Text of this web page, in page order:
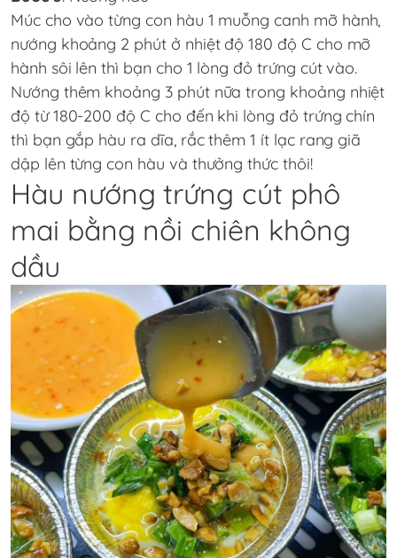
Múc cho vào từng con hàu 1 muỗng canh mỡ hành,
nướng khoảng 2 phút ở nhiệt độ 180 độ C cho mỡ
hành sôi lên thì bạn cho 1 lòng đỏ trứng cút vào.
Nướng thêm khoảng 3 phút nữa trong khoảng nhiệt
độ từ 180-200 độ C cho đến khi lòng đỏ trứng chín
thì bạn gắp hàu ra dĩa, rắc thêm 1 ít lạc rang giã
dập lên từng con hàu và thưởng thức thôi!
Hàu nướng trứng cút phô
mai bằng nồi chiên không
dầu